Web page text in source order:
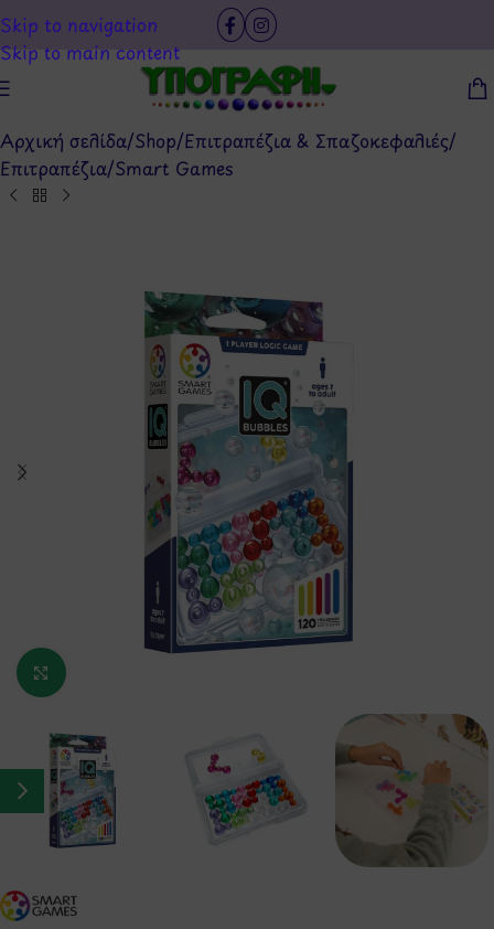
Skip to navigation
Skip to main content
Αρχική σελίδα/Shop/Επιτραπέζια & Σπαζοκεφαλιές/
Επιτραπέζια/Smart Games
Κάντε κλικ για μεγέθυνση